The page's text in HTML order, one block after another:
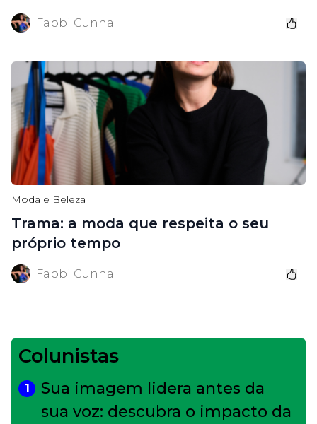
Fabbi Cunha
Moda e Beleza
Trama: a moda que respeita o seu
próprio tempo
Fabbi Cunha
Colunistas
1
Sua imagem lidera antes da
sua voz: descubra o impacto da